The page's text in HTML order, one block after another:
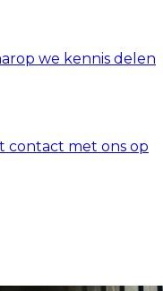
we kennis delen
contact met ons op